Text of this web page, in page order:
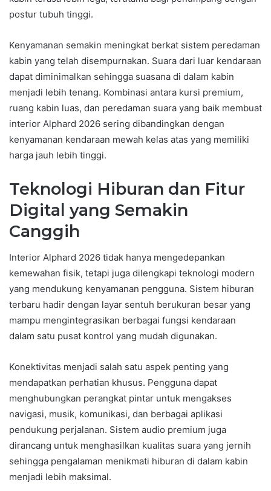
postur tubuh tinggi.
Kenyamanan semakin meningkat berkat sistem peredaman
kabin yang telah disempurnakan. Suara dari luar kendaraan
dapat diminimalkan sehingga suasana di dalam kabin
menjadi lebih tenang. Kombinasi antara kursi premium,
ruang kabin luas, dan peredaman suara yang baik membuat
interior Alphard 2026 sering dibandingkan dengan
kenyamanan kendaraan mewah kelas atas yang memiliki
harga jauh lebih tinggi.
Teknologi Hiburan dan Fitur
Digital yang Semakin
Canggih
Interior Alphard 2026 tidak hanya mengedepankan
kemewahan fisik, tetapi juga dilengkapi teknologi modern
yang mendukung kenyamanan pengguna. Sistem hiburan
terbaru hadir dengan layar sentuh berukuran besar yang
mampu mengintegrasikan berbagai fungsi kendaraan
dalam satu pusat kontrol yang mudah digunakan.
Konektivitas menjadi salah satu aspek penting yang
mendapatkan perhatian khusus. Pengguna dapat
menghubungkan perangkat pintar untuk mengakses
navigasi, musik, komunikasi, dan berbagai aplikasi
pendukung perjalanan. Sistem audio premium juga
dirancang untuk menghasilkan kualitas suara yang jernih
sehingga pengalaman menikmati hiburan di dalam kabin
menjadi lebih maksimal.